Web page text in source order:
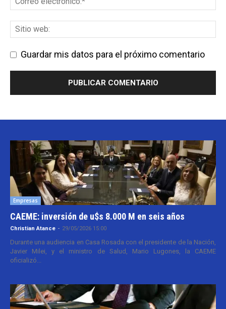
Guardar mis datos para el próximo comentario
Empresas
CAEME: inversión de u$s 8.000 M en seis años
Christian Atance - 29/05/2026 15:00
Durante una audiencia en Casa Rosada con el presidente de la Nación,
Javier Milei, y el ministro de Salud, Mario Lugones, la CAEME
oficializó...